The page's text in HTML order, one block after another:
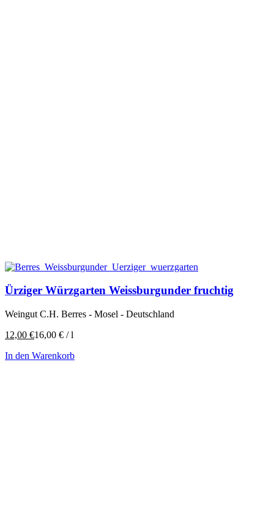
Ürziger Würzgarten Weissburgunder fruchtig
Weingut C.H. Berres - Mosel - Deutschland
12,00 €16,00 € /l
In den Warenkorb